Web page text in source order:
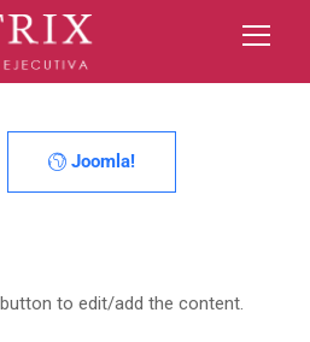
Joomla!
to edit/add the content.